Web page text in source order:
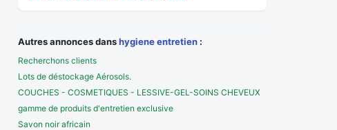
Autres annonces danshygiene entretien :
Recherchons clients
Lots de déstockage Aérosols.
COUCHES - COSMETIQUES - LESSIVE-GEL-SOINS CHEVEUX
gamme de produits d'entretien exclusive
Savon noir africain